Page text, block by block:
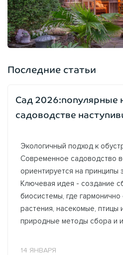
Последние статьи
Сад 2026:популярные
садоводстве
Экологичный подход к
Современное садоводство
ориентируется на принципы
Ключевая идея - создание
биосистемы, где
растения, насекомые, птицы
природные методы сбора и
14 ЯНВАРЯ